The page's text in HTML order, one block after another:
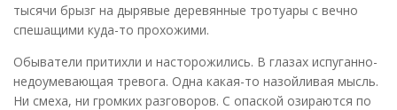
тысячи брызг на дырявые деревянные тротуары с вечно
спешащими куда-то прохожими.
Обыватели притихли и насторожились. В глазах испуганно-
недоумевающая тревога. Одна какая-то назойливая мысль.
Ни смеха, ни громких разговоров. С опаской озираются по